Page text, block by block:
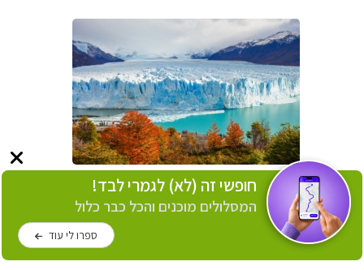
תכנון טיול ב
ארגנטינה
לחץ לפרטים
חופשי זה (לא) לגמרי לבד!
המסלולים מוכנים והכל כבר כלול
ספרו לי עוד